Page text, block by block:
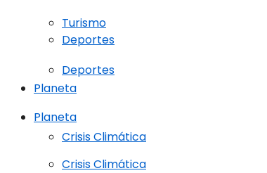
Deportes
Planeta
Crisis Climática
Turismo
Deportes
Planeta
Crisis Climática